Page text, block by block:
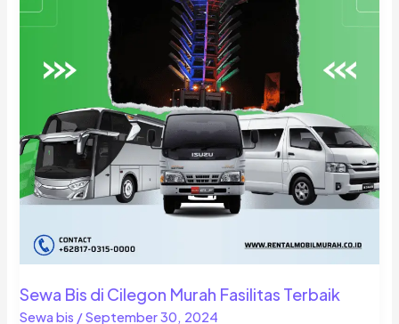
Sewa Bis di Cilegon Murah Fasilitas Terbaik
Sewa bis /September 30, 2024